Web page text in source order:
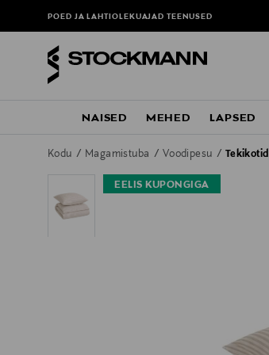
POED JA LAHTIOLEKUAJADTEENUSED
NAISED MEHED LAPSED
Kodu Magamistuba Voodipesu Tekikotid
EELIS KUPONGIGA